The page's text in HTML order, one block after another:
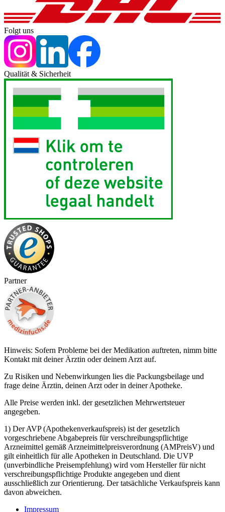
Folgt uns
Qualität & Sicherheit
Partner
Hinweis: Sofern Probleme bei der Medikation auftreten, nimm bitte
Kontakt mit deiner Ärztin oder deinem Arzt auf.
Zu Risiken und Nebenwirkungen lies die Packungsbeilage und
frage deine Ärztin, deinen Arzt oder in deiner Apotheke.
Alle Preise werden inkl. der gesetzlichen Mehrwertsteuer
angegeben.
1) Der AVP (Apothekenverkaufspreis) ist der gesetzlich
vorgeschriebene Abgabepreis für verschreibungspflichtige
Arzneimittel gemäß Arzneimittelpreisverordnung (AMPreisV) und
gilt einheitlich für alle Apotheken in Deutschland. Die UVP
(unverbindliche Preisempfehlung) wird vom Hersteller für nicht
verschreibungspflichtige Produkte angegeben und dient
ausschließlich zur Orientierung. Der tatsächliche Verkaufspreis kann
davon abweichen.
Impressum